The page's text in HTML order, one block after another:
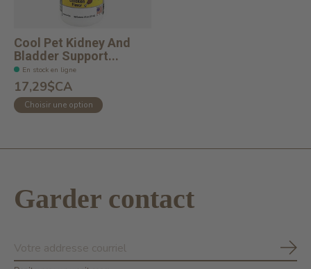
Cool Pet Kidney And
Bladder Support...
En stock en ligne
17,29$CA
Choisir une option
Garder contact